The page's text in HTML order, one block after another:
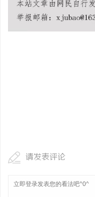
请发表评论